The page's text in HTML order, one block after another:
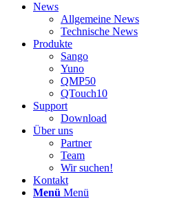
News
Allgemeine News
Technische News
Produkte
Sango
Yuno
QMP50
QTouch10
Support
Download
Über uns
Partner
Team
Wir suchen!
Kontakt
Menü Menü